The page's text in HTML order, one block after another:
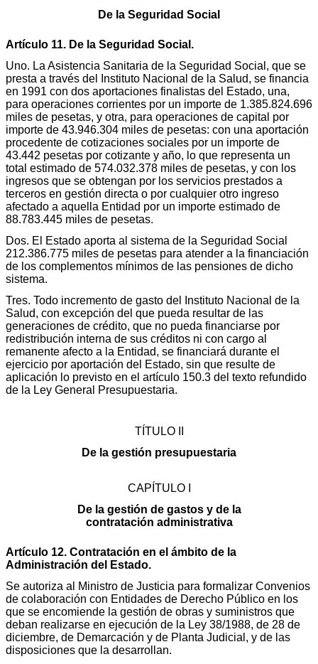
De la Seguridad Social
Artículo 11. De la Seguridad Social.
Uno. La Asistencia Sanitaria de la Seguridad Social, que se
presta a través del Instituto Nacional de la Salud, se financia
en 1991 con dos aportaciones finalistas del Estado, una,
para operaciones corrientes por un importe de 1.385.824.696
miles de pesetas, y otra, para operaciones de capital por
importe de 43.946.304 miles de pesetas: con una aportación
procedente de cotizaciones sociales por un importe de
43.442 pesetas por cotizante y año, lo que representa un
total estimado de 574.032.378 miles de pesetas, y con los
ingresos que se obtengan por los servicios prestados a
terceros en gestión directa o por cualquier otro ingreso
afectado a aquella Entidad por un importe estimado de
88.783.445 miles de pesetas.
Dos. El Estado aporta al sistema de la Seguridad Social
212.386.775 miles de pesetas para atender a la financiación
de los complementos mínimos de las pensiones de dicho
sistema.
Tres. Todo incremento de gasto del Instituto Nacional de la
Salud, con excepción del que pueda resultar de las
generaciones de crédito, que no pueda financiarse por
redistribución interna de sus créditos ni con cargo al
remanente afecto a la Entidad, se financiará durante el
ejercicio por aportación del Estado, sin que resulte de
aplicación lo previsto en el artículo 150.3 del texto refundido
de la Ley General Presupuestaria.
TÍTULO II
De la gestión presupuestaria
CAPÍTULO I
De la gestión de gastos y de la
contratación administrativa
Artículo 12. Contratación en el ámbito de la
Administración del Estado.
Se autoriza al Ministro de Justicia para formalizar Convenios
de colaboración con Entidades de Derecho Público en los
que se encomiende la gestión de obras y suministros que
deban realizarse en ejecución de la Ley 38/1988, de 28 de
diciembre, de Demarcación y de Planta Judicial, y de las
disposiciones que la desarrollan.